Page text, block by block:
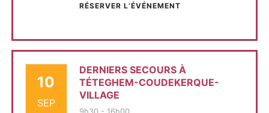
RÉSERVER L’ÉVÉNEMENT
10
SEP
DERNIERS SECOURS À
TÉTEGHEM-COUDEKERQUE-
VILLAGE